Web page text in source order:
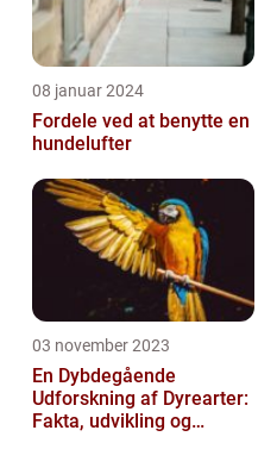
08 januar 2024
Fordele ved at benytte en
hundelufter
03 november 2023
En Dybdegående
Udforskning af Dyrearter:
Fakta, udvikling og